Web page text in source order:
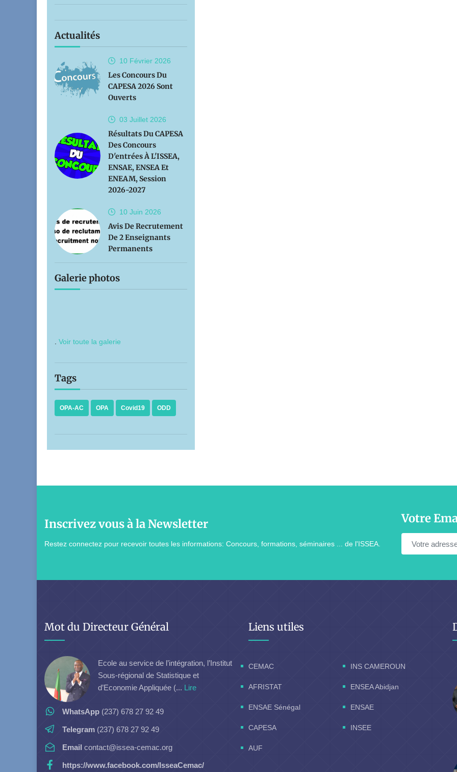
Actualités
10 Février 2026
Les Concours Du
CAPESA 2026 Sont
Ouverts
03 Juillet 2026
Résultats Du CAPESA
Des Concours
D'entrées À L'ISSEA,
ENSAE, ENSEA Et
ENEAM, Session
2026-2027
10 Juin 2026
Avis De Recrutement
De 2 Enseignants
Permanents
Galerie photos
Voir toute la galerie
Tags
OPA-AC OPA Covid19 ODD
Inscrivez vous à la Newsletter
Restez connectez pour recevoir toutes les informations: Concours, formations, séminaires ... de l'ISSEA.
Votre
Mot du Directeur Général
Ecole au service de l’intégration, l’Institut
Sous-régional de Statistique et
d’Economie Appliquée (... Lire
WhatsApp (237) 678 27 92 49
Telegram (237) 678 27 92 49
Email contact@issea-cemac.org
https://www.facebook.com/IsseaCemac/
Liens utiles
CEMAC INS CAMEROUN
AFRISTAT ENSEA Abidjan
ENSAE Sénégal ENSAE
CAPESA INSEE
AUF